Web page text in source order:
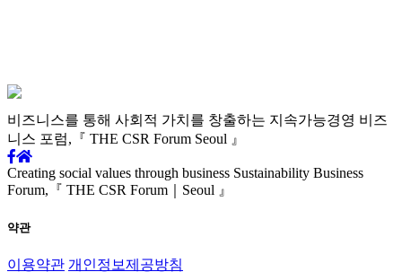
비즈니스를 통해 사회적 가치를 창출하는 지속가능경영 비즈
니스 포럼, 『 THE CSR Forum Seoul 』
Creating social values through business Sustainability Business
Forum, 『 THE CSR Forum｜Seoul 』
약관
이용약관 개인정보제공방침